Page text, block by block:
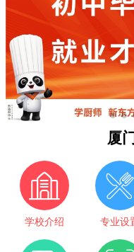
厦门新
学校介绍 专业设